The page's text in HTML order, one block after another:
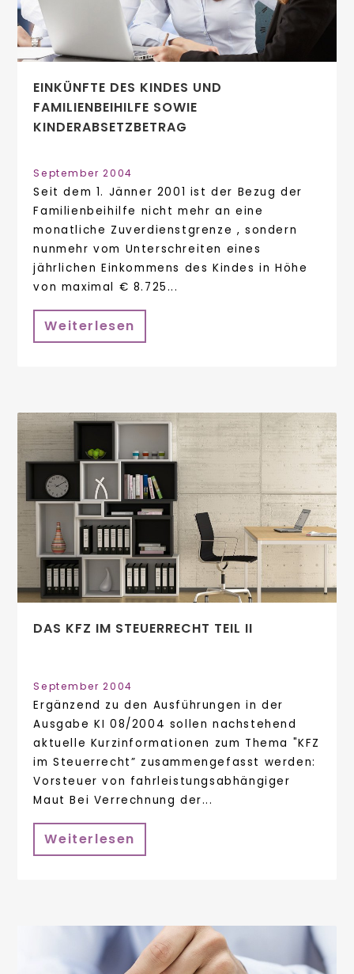
EINKÜNFTE DES KINDES UND
FAMILIENBEIHILFE SOWIE
KINDERABSETZBETRAG
September 2004
Seit dem 1. Jänner 2001 ist der Bezug der
Familienbeihilfe nicht mehr an eine
monatliche Zuverdienstgrenze , sondern
nunmehr vom Unterschreiten eines
jährlichen Einkommens des Kindes in Höhe
von maximal € 8.725...
Weiterlesen
DAS KFZ IM STEUERRECHT TEIL II
September 2004
Ergänzend zu den Ausführungen in der
Ausgabe KI 08/2004 sollen nachstehend
aktuelle Kurzinformationen zum Thema "KFZ
im Steuerrecht” zusammengefasst werden:
Vorsteuer von fahrleistungsabhängiger
Maut Bei Verrechnung der...
Weiterlesen